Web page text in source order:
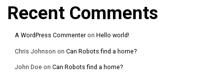
Recent Comments
A WordPress Commenter on Hello world!
Chris Johnson on Can Robots find a home?
John Doe on Can Robots find a home?